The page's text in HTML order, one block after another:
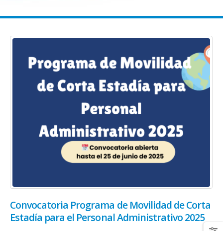
Convocatoria Programa de Movilidad de Corta
Estadía para el Personal Administrativo 2025